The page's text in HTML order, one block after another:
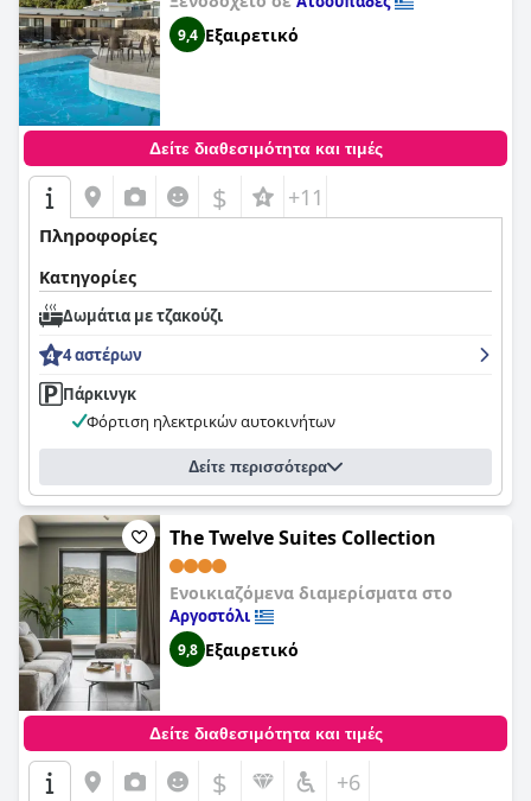
9,4 Εξαιρετικό
Δείτε διαθεσιμότητα και τιμές
$ +11
Πληροφορίες
Κατηγορίες
Δωμάτια με τζακούζι
4 αστέρων
Πάρκινγκ
Φόρτιση ηλεκτρικών αυτοκινήτων
Δείτε περισσότερα
The Twelve Suites Collection
Ενοικιαζόμενα διαμερίσματα στο
Αργοστόλι
9,8 Εξαιρετικό
Δείτε διαθεσιμότητα και τιμές
$ +6